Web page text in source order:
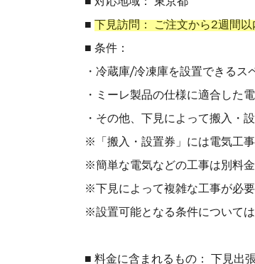
■ 下見訪問： ご注文から2週間
■ 条件：
・冷蔵庫/冷凍庫を設置できるス
・ミーレ製品の仕様に適合した
・その他、下見によって搬入・
※「搬入・設置券」には電気工
※簡単な電気などの工事は別料
※下見によって複雑な工事が必
※設置可能となる条件については
■ 料金に含まれるもの： 下見出